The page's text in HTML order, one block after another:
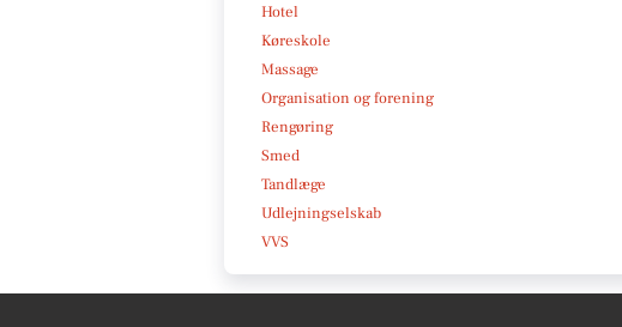
Hotel
Køreskole
Massage
Organisation og forening
Rengøring
Smed
Tandlæge
Udlejningselskab
VVS